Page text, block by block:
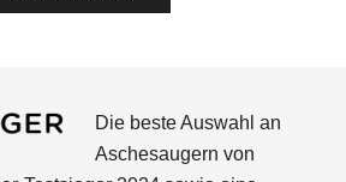
Die beste Auswahl an
Aschesaugern von